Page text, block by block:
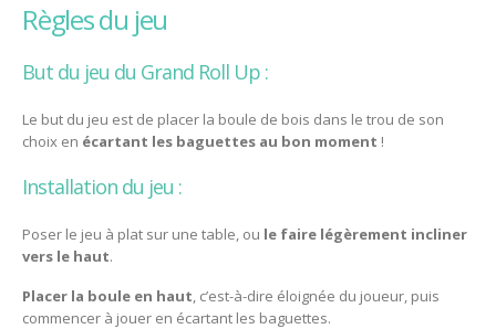
règles du jeu
But du jeu du Grand Roll Up :
Le but du jeu est de placer la boule de bois dans le trou de son
choix en écartant les baguettes au bon moment !
Installation du jeu :
Poser le jeu à plat sur une table, ou le faire légèrement incliner
vers le haut.
Placer la boule en haut, c’est-à-dire éloignée du joueur, puis
commencer à jouer en écartant les baguettes.